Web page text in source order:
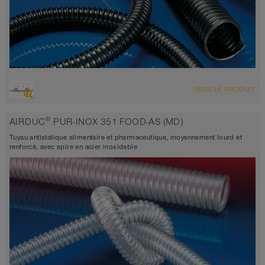
Tuyau d’aspiration très résistant à l’abrasion + tuyau de refoulement
Épaisseur de paroi 1,4mm
-40°C à 90°C
VERS LE PRODUIT
AIRDUC® PUR-INOX 351 FOOD-AS (MD)
Tuyau antistatique alimentaire et pharmaceutique, moyennement lourd et
renforcé, avec spire en acier inoxidable